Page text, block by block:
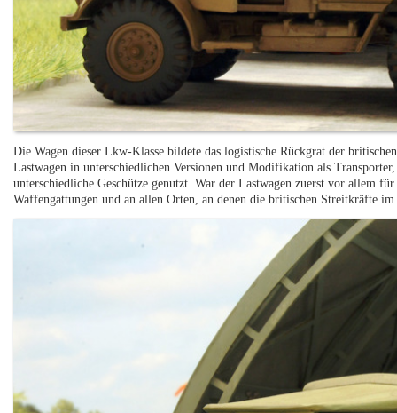
Die Wagen dieser Lkw-Klasse bildete das logistische Rückgrat der
Lastwagen in unterschiedlichen Versionen und Modifikation als
unterschiedliche Geschütze genutzt. War der Lastwagen zuerst vor allem
Waffengattungen und an allen Orten, an denen die britischen Streitkräfte im